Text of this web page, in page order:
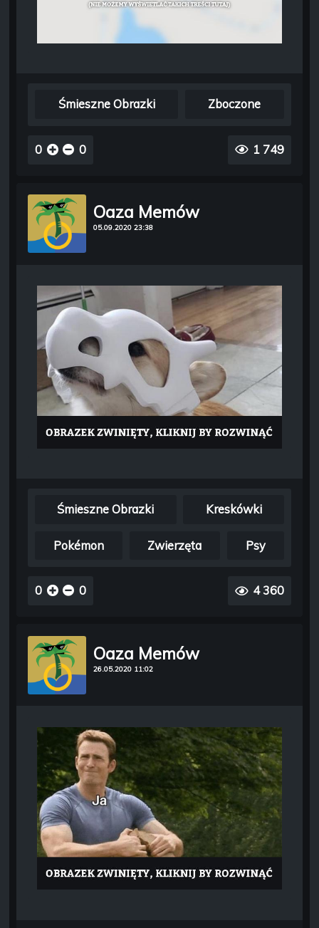
Śmieszne Obrazki Zboczone
0 0 1 749
Oaza Memów
05.09.2020 23:38
Śmieszne Obrazki Kreskówki
Pokémon Zwierzęta Psy
0 0 4 360
Oaza Memów
26.05.2020 11:02